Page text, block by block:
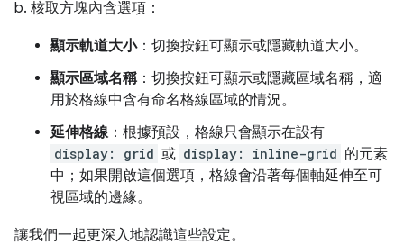
b. 核取方塊內含選項：
顯示軌道大小：切換按鈕可顯示或隱藏軌道大小。
顯示區域名稱：切換按鈕可顯示或隱藏區域名稱，適
用於格線中含有命名格線區域的情況。
延伸格線 ：根據預設，格線只會顯示在設有
display: grid 或 display: inline-grid 的元素
中；如果開啟這個選項，格線會沿著每個軸延伸至可
視區域的邊緣。
讓我們一起更深入地認識這些設定。